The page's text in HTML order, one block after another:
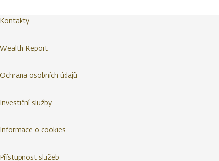
Kontakty
Wealth Report
Ochrana osobních údajů
Investiční služby
Informace o cookies
Přístupnost služeb